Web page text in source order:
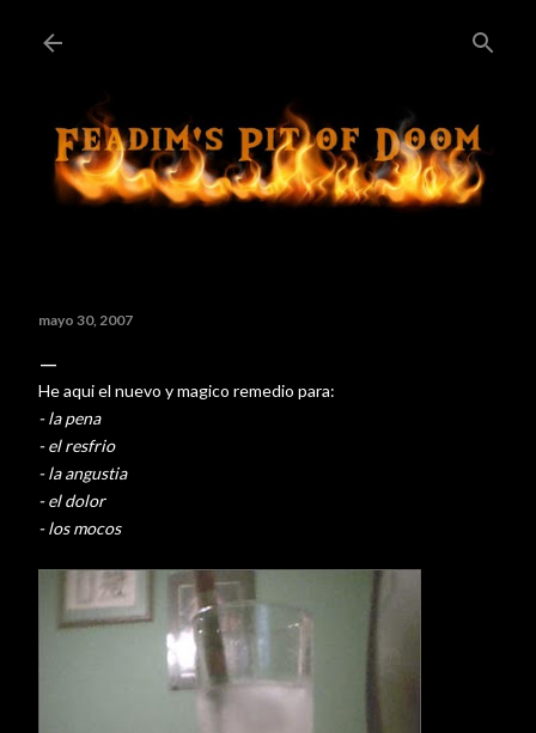
mayo 30, 2007
He aqui el nuevo y magico remedio para:
- la pena
- el resfrio
- la angustia
- el dolor
- los mocos